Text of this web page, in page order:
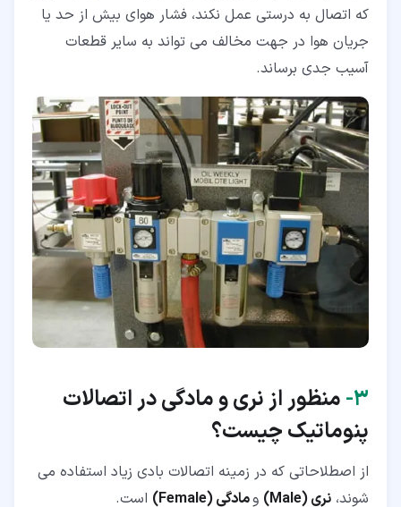
که اتصال به درستی عمل نکند، فشار هوای بیش از حد یا
جریان هوا در جهت مخالف می تواند به سایر قطعات
آسیب جدی برساند.
۳‏- منظور از نری و مادگی در اتصالات
پنوماتیک چیست؟
از اصطلاحاتی که در زمینه اتصالات بادی زیاد استفاده می
شوند، نری (Male) ومادگی (Female)
است.